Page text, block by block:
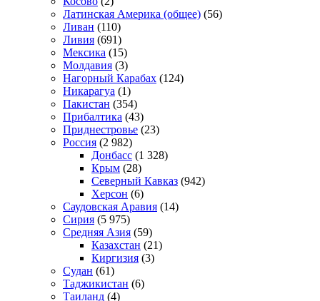
Латинская Америка (общее) (56)
Ливан (110)
Ливия (691)
Мексика (15)
Молдавия (3)
Нагорный Карабах (124)
Никарагуа (1)
Пакистан (354)
Прибалтика (43)
Приднестровье (23)
Россия (2 982)
Донбасс (1 328)
Крым (28)
Северный Кавказ (942)
Херсон (6)
Саудовская Аравия (14)
Сирия (5 975)
Средняя Азия (59)
Казахстан (21)
Киргизия (3)
Судан (61)
Таджикистан (6)
Таиланд (4)